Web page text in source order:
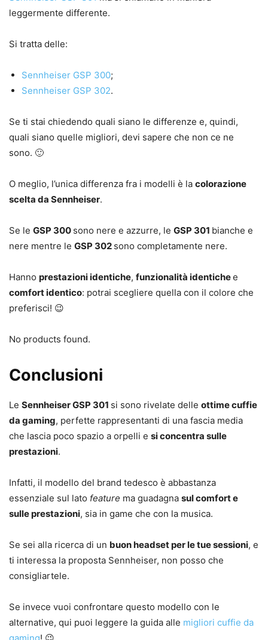
leggermente differente.
Si tratta delle:
Sennheiser GSP 300;
Sennheiser GSP 302.
Se ti stai chiedendo quali siano le differenze e, quindi,
quali siano quelle migliori, devi sapere che non ce ne
sono. 🙂
O meglio, l’unica differenza fra i modelli è la colorazione
scelta da Sennheiser.
Se le GSP 300 sono nere e azzurre, le GSP 301 bianche e
nere mentre le GSP 302 sono completamente nere.
Hanno prestazioni identiche, funzionalità identichee
comfort identico: potrai scegliere quella con il colore che
preferisci! 😉
No products found.
Conclusioni
Le Sennheiser GSP 301 si sono rivelate delle ottime cuffie
da gaming, perfette rappresentanti di una fascia media
che lascia poco spazio a orpelli e si concentra sulle
prestazioni.
Infatti, il modello del brand tedesco è abbastanza
essenziale sul lato feature ma guadagna sul comfort e
sulle prestazioni, sia in game che con la musica.
Se sei alla ricerca di un buon headset per le tue sessioni, e
ti interessa la proposta Sennheiser, non posso che
consigliartele.
Se invece vuoi confrontare questo modello con le
alternative, qui puoi leggere la guida alle migliori cuffie da